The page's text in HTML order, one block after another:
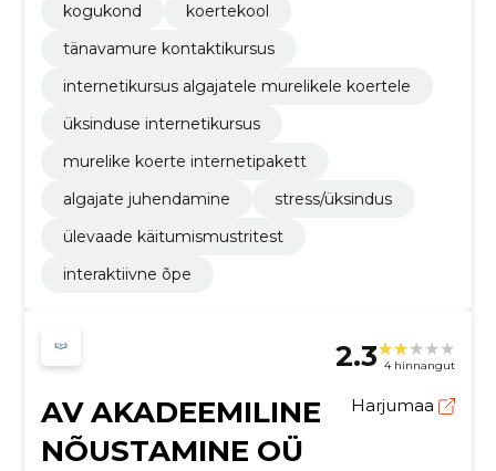
kogukond
koertekool
tänavamure kontaktikursus
internetikursus algajatele murelikele koertele
üksinduse internetikursus
murelike koerte internetipakett
algajate juhendamine
stress/üksindus
ülevaade käitumismustritest
interaktiivne õpe
2.3 4 hinnangut
AV AKADEEMILINE
NÕUSTAMINE OÜ
Harjumaa